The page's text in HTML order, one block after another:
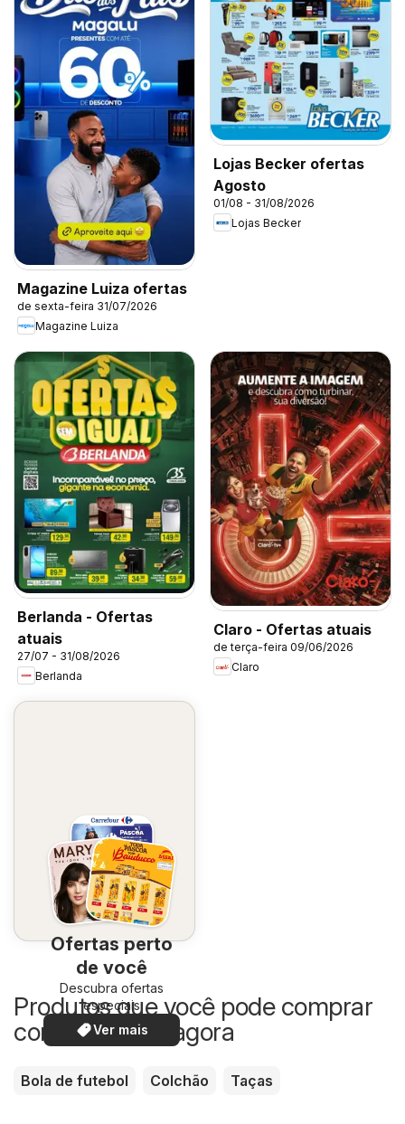
Magazine Luiza ofertas
de sexta-feira 31/07/2026
Magazine Luiza
Lojas Becker ofertas
Agosto
01/08 - 31/08/2026
Lojas Becker
Berlanda - Ofertas
atuais
27/07 - 31/08/2026
Berlanda
Claro - Ofertas atuais
de terça-feira 09/06/2026
Claro
Ofertas perto
de você
Descubra ofertas
especiais
Ver mais
Produtos que você pode comprar
com desconto agora
Bola de futebol Colchão Taças